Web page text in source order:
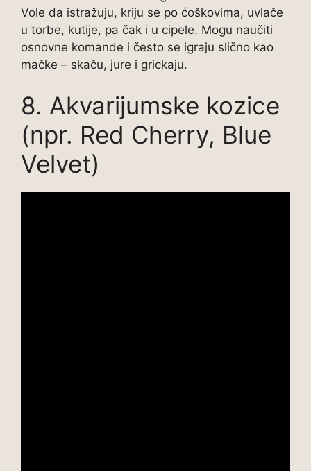
Vole da istražuju, kriju se po ćoškovima, uvlače
u torbe, kutije, pa čak i u cipele. Mogu naučiti
osnovne komande i često se igraju slično kao
mačke – skaču, jure i grickaju.
8. Akvarijumske kozice
(npr. Red Cherry, Blue
Velvet)